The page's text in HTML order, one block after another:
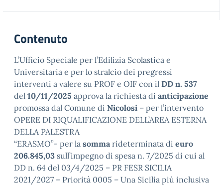
Contenuto
L’Ufficio Speciale per l’Edilizia Scolastica e
Universitaria e per lo stralcio dei pregressi
interventi a valere su PROF e OIF con il DD n. 537
del 10/11/2025 approva la richiesta di anticipazione
promossa dal Comune di Nicolosi – per l’intervento
OPERE DI RIQUALIFICAZIONE DELL’AREA ESTERNA
DELLA PALESTRA
“ERASMO”- per la sommarideterminata di euro
206.845,03 sull’impegno di spesa n. 7/2025 di cui al
DD n. 64 del 03/4/2025 – PR FESR SICILIA
2021/2027 – Priorità 0005 – Una Sicilia più inclusiva